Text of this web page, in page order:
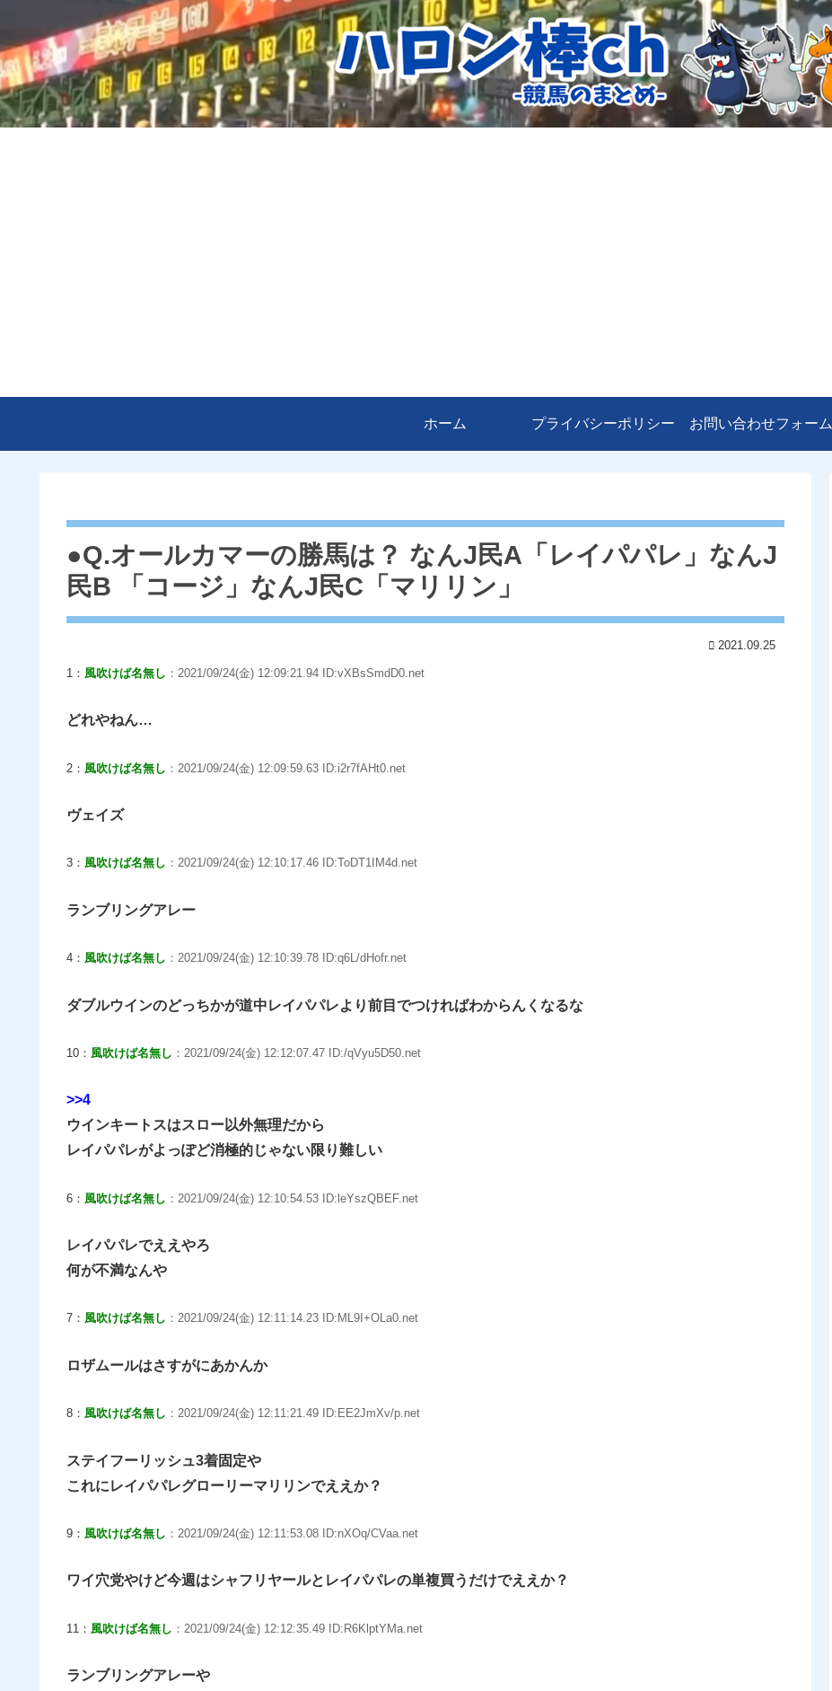
ホーム プライバシーポリシー お問い合わせフォーム
●Q.オールカマーの勝馬は？ なんJ民A「レイパパレ」なんJ
民B 「コージ」なんJ民C「マリリン」
2021.09.25
1： 風吹けば名無し ：2021/09/24(金) 12:09:21.94 ID:vXBsSmdD0.net
どれやねん…
2： 風吹けば名無し ：2021/09/24(金) 12:09:59.63 ID:i2r7fAHt0.net
ヴェイズ
3： 風吹けば名無し ：2021/09/24(金) 12:10:17.46 ID:ToDT1IM4d.net
ランブリングアレー
4： 風吹けば名無し ：2021/09/24(金) 12:10:39.78 ID:q6L/dHofr.net
ダブルウインのどっちかが道中レイパパレより前目でつければわからんくなるな
10： 風吹けば名無し ：2021/09/24(金) 12:12:07.47 ID:/qVyu5D50.net
>>4
ウインキートスはスロー以外無理だから
レイパパレがよっぽど消極的じゃない限り難しい
6： 風吹けば名無し ：2021/09/24(金) 12:10:54.53 ID:leYszQBEF.net
レイパパレでええやろ
何が不満なんや
7： 風吹けば名無し ：2021/09/24(金) 12:11:14.23 ID:ML9I+OLa0.net
ロザムールはさすがにあかんか
8： 風吹けば名無し ：2021/09/24(金) 12:11:21.49 ID:EE2JmXv/p.net
ステイフーリッシュ3着固定や
これにレイパパレグローリーマリリンでええか？
9： 風吹けば名無し ：2021/09/24(金) 12:11:53.08 ID:nXOq/CVaa.net
ワイ穴党やけど今週はシャフリヤールとレイパパレの単複買うだけでええか？
11： 風吹けば名無し ：2021/09/24(金) 12:12:35.49 ID:R6KlptYMa.net
ランブリングアレーや